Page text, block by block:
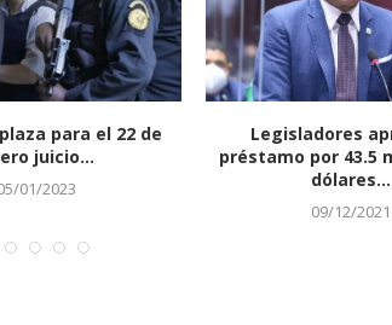
que intentó
sin autorización...
02/2023